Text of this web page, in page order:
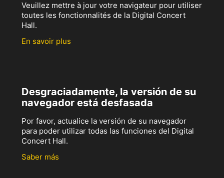
Veuillez mettre à jour votre navigateur pour utiliser
toutes les fonctionnalités de la Digital Concert
Hall.
En savoir plus
Desgraciadamente, la versión de su
navegador está desfasada
Por favor, actualice la versión de su navegador
para poder utilizar todas las funciones del Digital
Concert Hall.
Saber más